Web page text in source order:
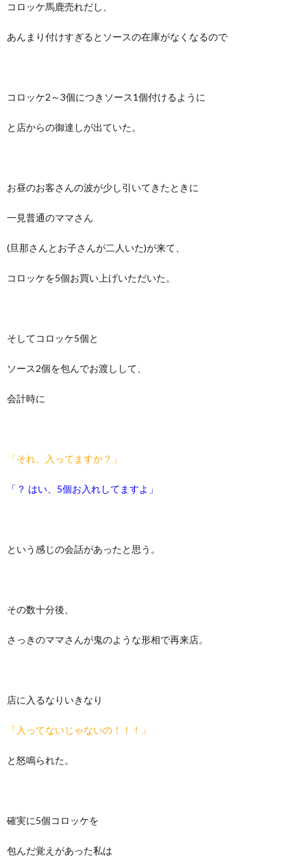
コロッケ馬鹿売れだし、
あんまり付けすぎるとソースの在庫がなくなるので
コロッケ2～3個につきソース1個付けるように
と店からの御達しが出ていた。
お昼のお客さんの波が少し引いてきたときに
一見普通のママさん
(旦那さんとお子さんが二人いた)が来て、
コロッケを5個お買い上げいただいた。
そしてコロッケ5個と
ソース2個を包んでお渡しして、
会計時に
「それ、入ってますか？」
「？ はい、5個お入れしてますよ」
という感じの会話があったと思う。
その数十分後、
さっきのママさんが鬼のような形相で再来店。
店に入るなりいきなり
「入ってないじゃないの！！！」
と怒鳴られた。
確実に5個コロッケを
包んだ覚えがあった私は